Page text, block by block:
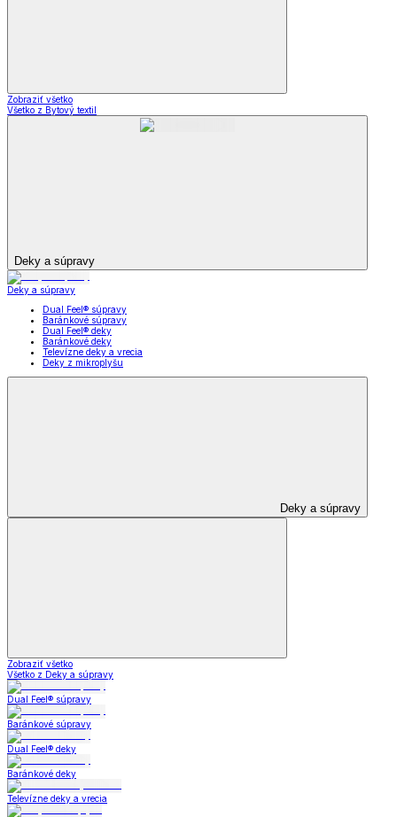
Zobraziť všetko
Všetko z Bytový textil
Deky a súpravy
Deky a súpravy
Dual Feel® súpravy
Baránkové súpravy
Dual Feel® deky
Baránkové deky
Televízne deky a vrecia
Deky z mikroplyšu
Deky a súpravy
Zobraziť všetko
Všetko z Deky a súpravy
Dual Feel® súpravy
Baránkové súpravy
Dual Feel® deky
Baránkové deky
Televízne deky a vrecia